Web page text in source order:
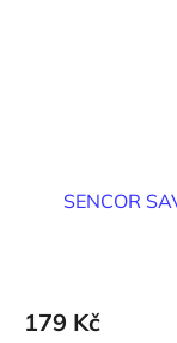
SENCOR
179 Kč